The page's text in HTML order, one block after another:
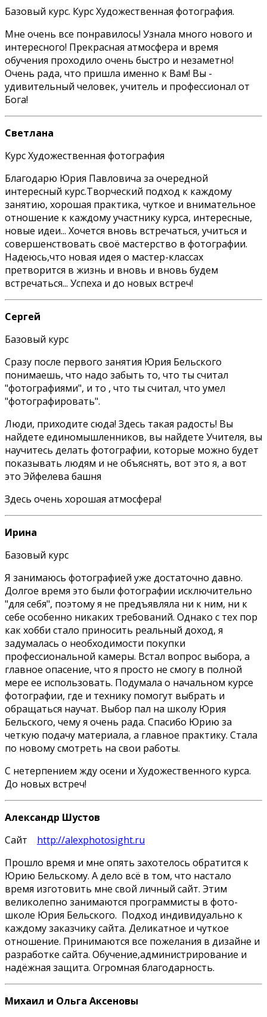
Базовый курс. Курс Художественная фотография.
Мне очень все понравилось! Узнала много нового и
интересного! Прекрасная атмосфера и время
обучения проходило очень быстро и незаметно!
Очень рада, что пришла именно к Вам! Вы -
удивительный человек, учитель и профессионал от
Бога!
Светлана
Курс Художественная фотография
Благодарю Юрия Павловича за очередной
интересный курс.Творческий подход к каждому
занятию, хорошая практика, чуткое и внимательное
отношение к каждому участнику курса, интересные,
новые идеи... Хочется вновь встречаться, учиться и
совершенствовать своё мастерство в фотографии.
Надеюсь,что новая идея о мастер-классах
претворится в жизнь и вновь и вновь будем
встречаться... Успеха и до новых встреч!
Сергей
Базовый курс
Сразу после первого занятия Юрия Бельского
понимаешь, что надо забыть то, что ты считал
"фотографиями", и то , что ты считал, что умел
"фотографировать".
Люди, приходите сюда! Здесь такая радость! Вы
найдете единомышленников, вы найдете Учителя, вы
научитесь делать фотографии, которые можно будет
показывать людям и не объяснять, вот это я, а вот
это Эйфелева башня
Здесь очень хорошая атмосфера!
Ирина
Базовый курс
Я занимаюсь фотографией уже достаточно давно.
Долгое время это были фотографии исключительно
"для себя", поэтому я не предъявляла ни к ним, ни к
себе особенно никаких требований. Однако с тех пор
как хобби стало приносить реальный доход, я
задумалась о необходимости покупки
профессиональной камеры. Встал вопрос выбора, а
главное опасение, что я просто не смогу в полной
мере ее использовать. Подумала о начальном курсе
фотографии, где и технику помогут выбрать и
обращаться научат. Выбор пал на школу Юрия
Бельского, чему я очень рада. Спасибо Юрию за
четкую подачу материала, а главное практику. Стала
по новому смотреть на свои работы.
С нетерпением жду осени и Художественного курса.
До новых встреч!
Александр Шустов
Сайт http://alexphotosight.ru
Прошло время и мне опять захотелось обратится к
Юрию Бельскому. А дело всё в том, что настало
время изготовить мне свой личный сайт. Этим
великолепно занимаются программисты в фото-
школе Юрия Бельского. Подход индивидуально к
каждому заказчику сайта. Деликатное и чуткое
отношение. Принимаются все пожелания в дизайне и
разработке сайта. Обучение,администрирование и
надёжная защита. Огромная благодарность.
Михаил и Ольга Аксеновы